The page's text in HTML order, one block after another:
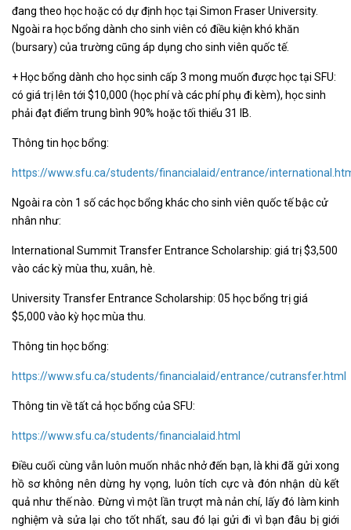
đang theo học hoặc có dự định học tại Simon Fraser University.
Ngoài ra học bổng dành cho sinh viên có điều kiện khó khăn
(bursary) của trường cũng áp dụng cho sinh viên quốc tế.
+ Học bổng dành cho học sinh cấp 3 mong muốn được học tại SFU:
có giá trị lên tới $10,000 (học phí và các phí phụ đi kèm), học sinh
phải đạt điểm trung bình 90% hoặc tối thiểu 31 IB.
Thông tin học bổng:
https://www.sfu.ca/students/financialaid/entrance/
Ngoài ra còn 1 số các học bổng khác cho sinh viên quốc tế bậc cử
nhân như:
International Summit Transfer Entrance Scholarship: giá trị $3,500
vào các kỳ mùa thu, xuân, hè.
University Transfer Entrance Scholarship: 05 học bổng trị giá
$5,000 vào kỳ học mùa thu.
Thông tin học bổng:
https://www.sfu.ca/students/financialaid/entrance/cutransfer.html
Thông tin về tất cả học bổng của SFU:
https://www.sfu.ca/students/financialaid.html
Điều cuối cùng vẫn luôn muốn nhắc nhở đến bạn, là khi đã gửi xong
hồ sơ không nên dừng hy vọng, luôn tích cực và đón nhận dù kết
quả như thế nào. Đừng vì một lần trượt mà nản chí, lấy đó làm kinh
nghiệm và sửa lại cho tốt nhất, sau đó lại gửi đi vì bạn đâu bị giới